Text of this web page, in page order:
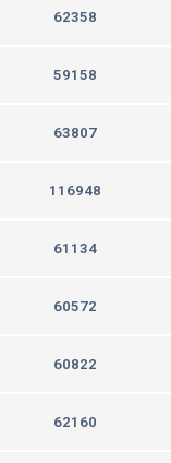
62358
59158
63807
116948
61134
60572
60822
62160